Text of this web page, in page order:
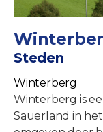
Steden
Winterberg
Winterberg is
Sauerland in